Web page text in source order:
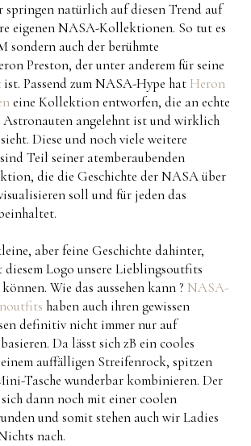
springen natürlich auf diesen Trend auf
eigenen NASA-Kollektionen. So tut es
sondern auch der berühmte
Preston, der unter anderem für seine
Passend zum NASA-Hype hat Heron
eine Kollektion entworfen, die an echte
Astronauten angelehnt ist und wirklich
Diese und noch viele weitere
Teil seiner atemberaubenden
die die Geschichte der NASA über
soll und für jeden das
aber feine Geschichte dahinter,
Logo unsere Lieblingsoutfits
Wie das aussehen kann ? NASA-
haben auch ihren gewissen
definitiv nicht immer nur auf
Da lässt sich zB ein cooles
auffälligen Streifenrock, spitzen
Tasche wunderbar kombinieren. Der
dann noch mit einer coolen
und somit stehen auch wir Ladies
nach.